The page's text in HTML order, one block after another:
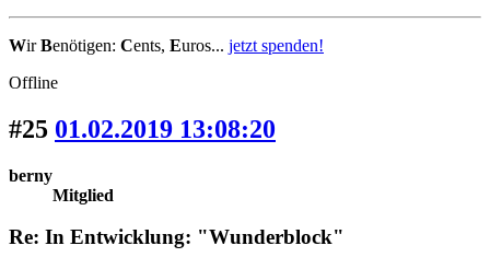
WirBenötigen: Cents, Euros... jetzt spenden!
Offline
#25 01.02.2019 13:08:20
berny
Mitglied
Re: In Entwicklung: "Wunderblock"